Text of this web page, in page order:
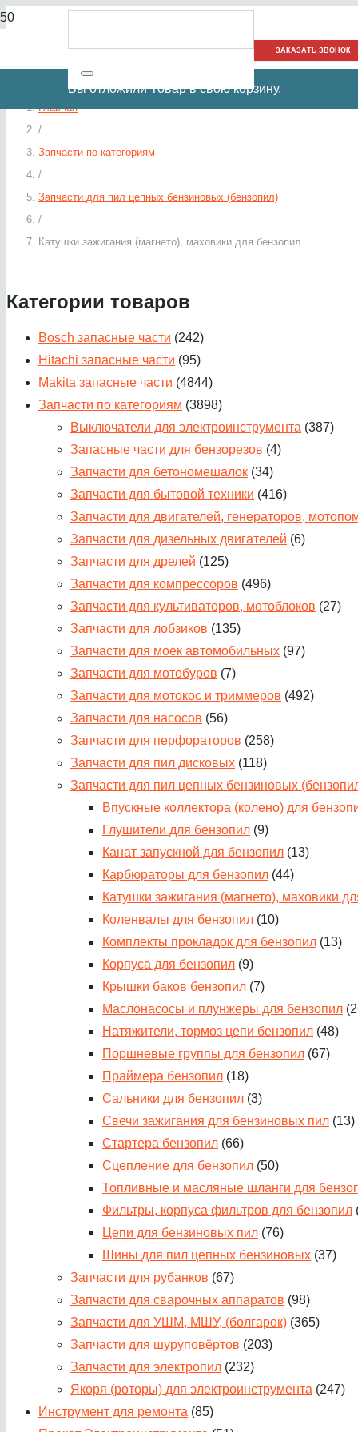
ЗАКАЗАТЬ ЗВОНОК
Вы отложилиТоварв свою корзину.
Главная
/
Запчасти по категориям
/
Запчасти для пил цепных бензиновых (бензопил)
/
Катушки зажигания (магнето), маховики для бензопил
Категории товаров
Bosch запасные части (242)
Hitachi запасные части (95)
Makita запасные части (4844)
Запчасти по категориям (3898)
Выключатели для электроинструмента (387)
Запасные части для бензорезов (4)
Запчасти для бетономешалок (34)
Запчасти для бытовой техники (416)
Запчасти для двигателей, генераторов,
Запчасти для дизельных двигателей (6)
Запчасти для дрелей (125)
Запчасти для компрессоров (496)
Запчасти для культиваторов, мотоблоков (27)
Запчасти для лобзиков (135)
Запчасти для моек автомобильных (97)
Запчасти для мотобуров (7)
Запчасти для мотокос и триммеров (492)
Запчасти для насосов (56)
Запчасти для перфораторов (258)
Запчасти для пил дисковых (118)
Запчасти для пил цепных бензиновых
Впускные коллектора (колено) для
Глушители для бензопил (9)
Канат запускной для бензопил (13)
Карбюраторы для бензопил (44)
Катушки зажигания (магнето), маховики
Коленвалы для бензопил (10)
Комплекты прокладок для бензопил (13)
Корпуса для бензопил (9)
Крышки баков бензопил (7)
Маслонасосы и плунжеры для бензопил
Натяжители, тормоз цепи бензопил (48)
Поршневые группы для бензопил (67)
Праймера бензопил (18)
Сальники для бензопил (3)
Свечи зажигания для бензиновых пил (13)
Стартера бензопил (66)
Сцепление для бензопил (50)
Топливные и масляные шланги для
Фильтры, корпуса фильтров для бензопил
Цепи для бензиновых пил (76)
Шины для пил цепных бензиновых (37)
Запчасти для рубанков (67)
Запчасти для сварочных аппаратов (98)
Запчасти для УШМ, МШУ, (болгарок) (365)
Запчасти для шуруповёртов (203)
Запчасти для электропил (232)
Якоря (роторы) для электроинструмента (247)
Инструмент для ремонта (85)